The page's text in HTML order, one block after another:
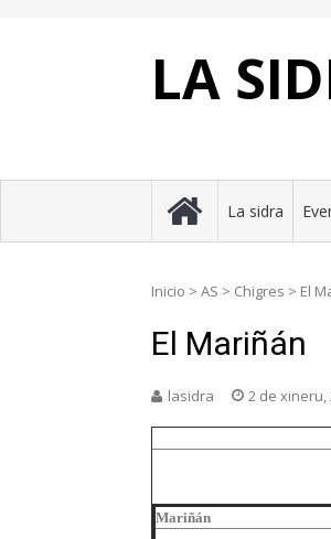
LA
La sidra
Inicio > AS > Chigres > El
El Mariñán
lasidra 2 de xineru,
Mariñán